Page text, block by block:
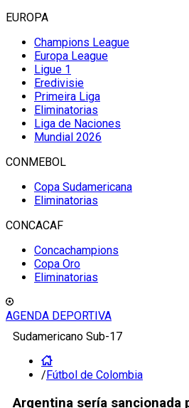
EUROPA
Champions League
Europa League
Ligue 1
Eredivisie
Primeira Liga
Eliminatorias
Liga de Naciones
Mundial 2026
CONMEBOL
Copa Sudamericana
Eliminatorias
CONCACAF
Concachampions
Copa Oro
Eliminatorias
AGENDA DEPORTIVA
Sudamericano Sub-17
/Fútbol de Colombia
Argentina sería sancionada